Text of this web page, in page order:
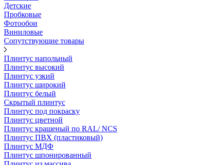
Детские
Пробковые
Фотообои
Виниловые
Сопутствующие товары
Плинтус напольный
Плинтус высокий
Плинтус узкий
Плинтус широкий
Плинтус белый
Скрытый плинтус
Плинтус под покраску
Плинтус цветной
Плинтус крашеный по RAL/ NCS
Плинтус ПВХ (пластиковый)
Плинтус МДФ
Плинтус шпонированный